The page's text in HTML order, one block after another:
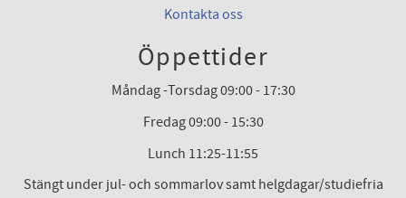
Kontakta oss
Öppettider
Måndag -Torsdag 09:00 - 17:30
Fredag 09:00 - 15:30
Lunch 11:25-11:55
Stängt under jul- och sommarlov samt helgdagar/studiefria